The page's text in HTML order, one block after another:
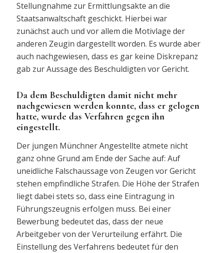
Stellungnahme zur Ermittlungsakte an die
Staatsanwaltschaft geschickt. Hierbei war
zunächst auch und vor allem die Motivlage der
anderen Zeugin dargestellt worden. Es wurde aber
auch nachgewiesen, dass es gar keine Diskrepanz
gab zur Aussage des Beschuldigten vor Gericht.
Da dem Beschuldigten damit nicht mehr
nachgewiesen werden konnte, dass er gelogen
hatte, wurde das Verfahren gegen ihn
eingestellt.
Der jungen Münchner Angestellte atmete nicht
ganz ohne Grund am Ende der Sache auf: Auf
uneidliche Falschaussage von Zeugen vor Gericht
stehen empfindliche Strafen. Die Höhe der Strafen
liegt dabei stets so, dass eine Eintragung in
Führungszeugnis erfolgen muss. Bei einer
Bewerbung bedeutet das, dass der neue
Arbeitgeber von der Verurteilung erfährt. Die
Einstellung des Verfahrens bedeutet für den